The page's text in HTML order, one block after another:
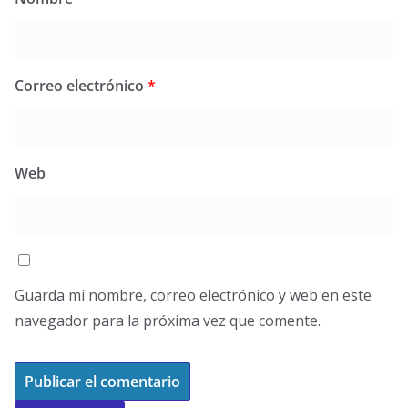
Correo electrónico *
Web
Guarda mi nombre, correo electrónico y web en este
navegador para la próxima vez que comente.